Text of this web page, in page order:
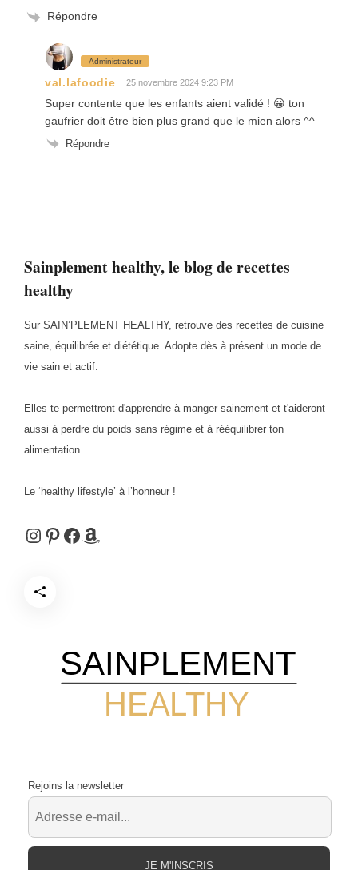
Sainplement healthy, le blog de recettes
healthy
Sur SAIN’PLEMENT HEALTHY, retrouve des recettes de cuisine
saine, équilibrée et diététique. Adopte dès à présent un mode de
vie sain et actif.
Elles te permettront d'apprendre à manger sainement et t'aideront
aussi à perdre du poids sans régime et à rééquilibrer ton
alimentation.
Le ‘healthy lifestyle’ à l’honneur !
Instagram
Pinterest
Facebook
Amazon
Répondre
Administrateur
val.lafoodie 25 novembre 2024 9:23 PM
Super contente que les enfants aient validé ! 😀 ton
gaufrier doit être bien plus grand que le mien alors ^^
Répondre
HEALTHY
SAINPLEMENT
Rejoins la newsletter
JE M'INSCRIS